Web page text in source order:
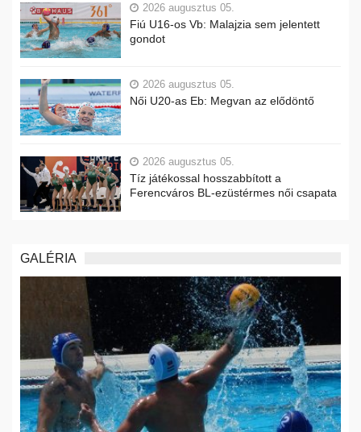
2026 augusztus 05.
Fiú U16-os Vb: Malajzia sem jelentett
gondot
2026 augusztus 05.
Női U20-as Eb: Megvan az elődöntő
2026 augusztus 05.
Tíz játékossal hosszabbított a
Ferencváros BL-ezüstérmes női csapata
GALÉRIA